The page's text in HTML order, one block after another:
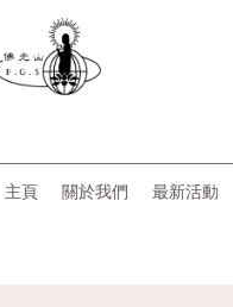
主頁 關於我們 最新活動